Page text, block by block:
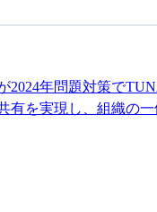
2024年問題対策で
有を実現し、組織の一